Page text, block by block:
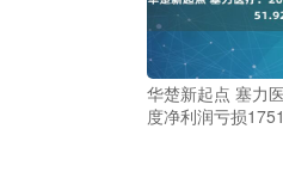
华楚新起点 塞力
度净利润亏损